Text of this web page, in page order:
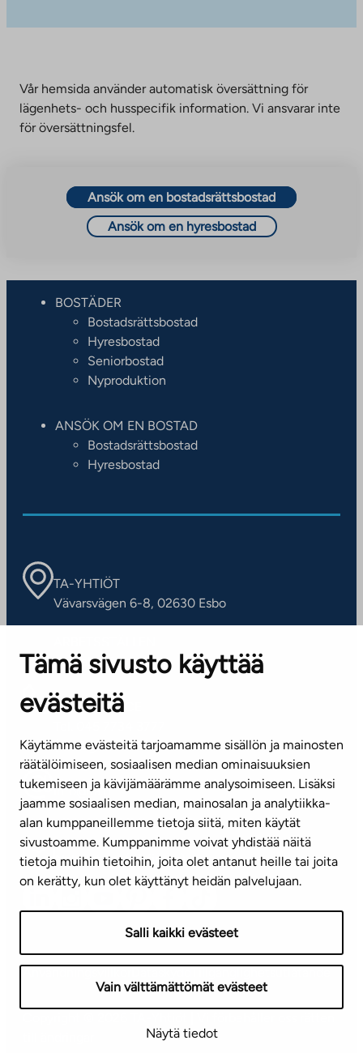
Tämä sivusto käyttää
evästeitä
Käytämme evästeitä tarjoamamme sisällön ja mainosten
räätälöimiseen, sosiaalisen median ominaisuuksien
tukemiseen ja kävijämäärämme analysoimiseen. Lisäksi
jaamme sosiaalisen median, mainosalan ja analytiikka-
alan kumppaneillemme tietoja siitä, miten käytät
sivustoamme. Kumppanimme voivat yhdistää näitä
tietoja muihin tietoihin, joita olet antanut heille tai joita
on kerätty, kun olet käyttänyt heidän palvelujaan.
Salli kaikki evästeet
Vain välttämättömät evästeet
Näytä tiedot
Vår hemsida använder automatisk översättning för
lägenhets- och husspecifik information. Vi ansvarar inte
för översättningsfel.
Ansök om en bostadsrättsbostad
Ansök om en hyresbostad
BOSTÄDER
Bostadsrättsbostad
Hyresbostad
Seniorbostad
Nyproduktion
ANSÖK OM EN BOSTAD
Bostadsrättsbostad
Hyresbostad
TA-YHTIÖT
Vävarsvägen 6-8, 02630 Esbo
Kontaktinformation
KUNDSERVICE
(vardagar kl. 8–16)
info@ta.fi
Nyhetsbrev (på finska)